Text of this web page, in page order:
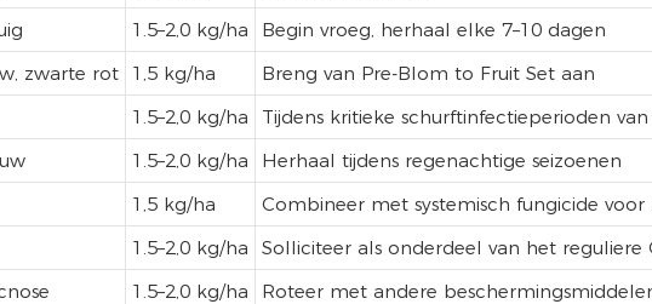
1.5–2,0 kg/ha
Begin vroeg, herhaal elke 7–10 dagen
zwarte rot 1,5 kg/ha
Breng van Pre-Blom to Fruit Set aan
1.5–2,0 kg/ha
Tijdens kritieke schurftinfectieperioden
1.5–2,0 kg/ha
Herhaal tijdens regenachtige seizoenen
1,5 kg/ha
Combineer met systemisch fungicide voor
1.5–2,0 kg/ha
Solliciteer als onderdeel van het
1.5–2,0 kg/ha
Roteer met andere